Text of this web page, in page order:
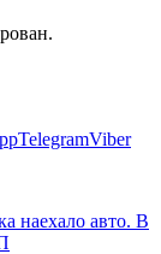
TelegramViber
наехало авто. В